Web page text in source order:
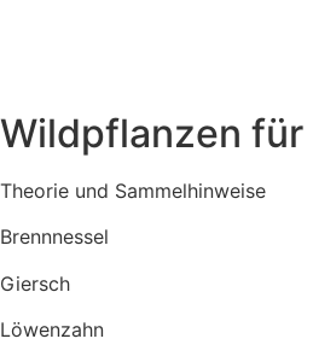
Wildpflanzen
Theorie und Sammelhinweise
Brennnessel
Giersch
Löwenzahn